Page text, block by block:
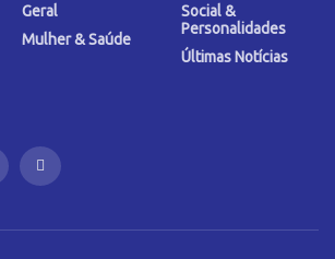
Geral
Mulher & Saúde
Social &
Personalidades
Últimas Notícias